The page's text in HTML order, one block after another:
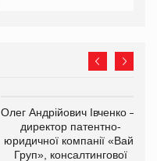
Олег Андрійович Івченко —
директор патентно-
юридичної компанії «Вайз
Груп», консалтингової